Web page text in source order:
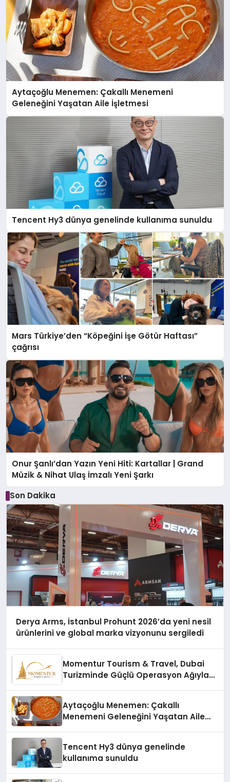
Aytaçoğlu Menemen: Çakallı Menemeni
Geleneğini Yaşatan Aile İşletmesi
Tencent Hy3 dünya genelinde kullanıma sunuldu
Mars Türkiye’den “Köpeğini İşe Götür Haftası”
çağrısı
Onur Şanlı’dan Yazın Yeni Hiti: Kartallar | Grand
Müzik & Nihat Ulaş İmzalı Yeni Şarkı
Son Dakika
Derya Arms, İstanbul Prohunt 2026’da yeni nesil
ürünlerini ve global marka vizyonunu sergiledi
Momentur Tourism & Travel, Dubai
Turizminde Güçlü Operasyon Ağıyla
Aytaçoğlu Menemen: Çakallı
Menemeni Geleneğini Yaşatan Aile
Tencent Hy3 dünya genelinde
kullanıma sunuldu